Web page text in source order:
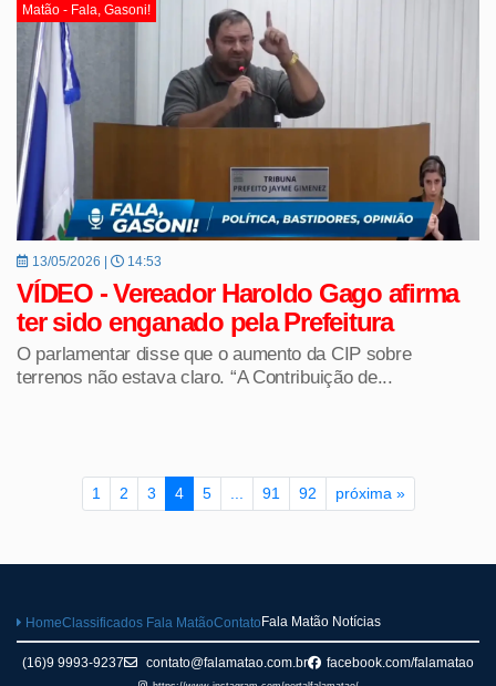
Matão - Fala, Gasoni!
13/05/2026 | 14:53
VÍDEO - Vereador Haroldo Gago afirma
ter sido enganado pela Prefeitura
O parlamentar disse que o aumento da CIP sobre
terrenos não estava claro. “A Contribuição de...
1 2 3 4 5 ... 91 92 próxima »
HomeClassificados Fala MatãoContato Fala Matão Notícias
(16)9 9993-9237 contato@falamatao.com.br facebook.com/falamatao